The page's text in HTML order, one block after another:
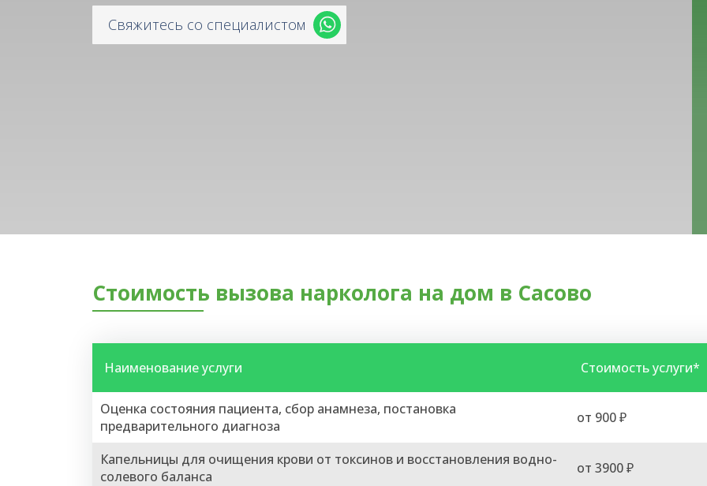
Свяжитесь со специалистом
Стоимость вызова нарколога на дом в Сасово
Наименование услуги Стоимость услуги*
Оценка состояния пациента, сбор анамнеза, постановка
предварительного диагноза
от 900 ₽
Капельницы для очищения крови от токсинов и восстановления водно-
солевого баланса
от 3900 ₽